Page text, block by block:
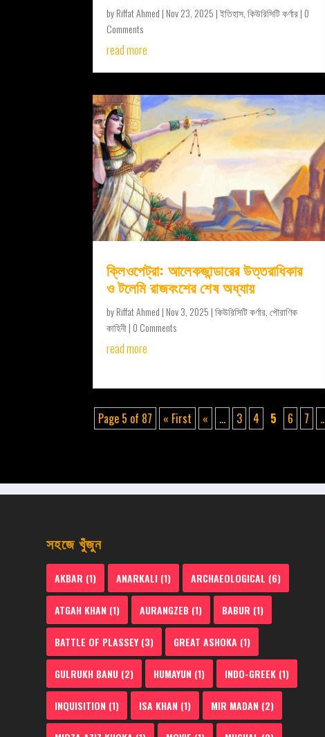
byRiffat Ahmed | Nov 23, 2025 |ইতিহাস ,কিউরিসিটি কর্ণার| 0
Comments
read more
ক্লিওপেট্রা: আলেকজান্ডারের উত্তরাধিকার
ও টলেমি রাজবংশের শেষ অধ্যায়
byRiffat Ahmed | Nov 3, 2025 |কিউরিসিটি কর্ণার ,পৌরাণিক
কাহিনী| 0 Comments
read more
Page 5 of 87 « First « ... 3 4 5 6 7
সহজে খুঁজুন
AKBAR (1) ANARKALI (1) ARCHAEOLOGICAL (6)
ATGAH KHAN (1) AURANGZEB (1) BABUR (1)
BATTLE OF PLASSEY(3) GREAT ASHOKA (1)
GULRUKH BANU (2) HUMAYUN (1) INDO-GREEK (1)
INQUISITION (1) ISA KHAN (1) MIR MADAN (2)